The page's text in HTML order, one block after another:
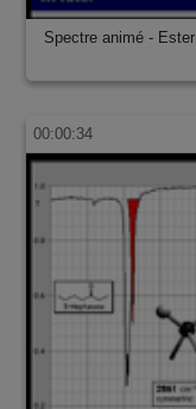
Spectre animé - Ester
00:00:34